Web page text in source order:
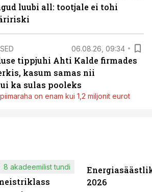
luubi all: tootjale ei tohi
06.08.26, 09:34
tippjuhi Ahti Kalde firmades
kasum samas nii
ka sulas pooleks
on enam kui 1,2 miljonit eurot
8 akadeemilist tundi
2026